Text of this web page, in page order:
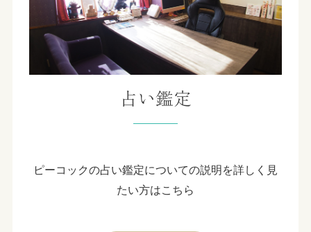
占い鑑定
ピーコックの占い鑑定についての説明を詳しく見
たい方はこちら